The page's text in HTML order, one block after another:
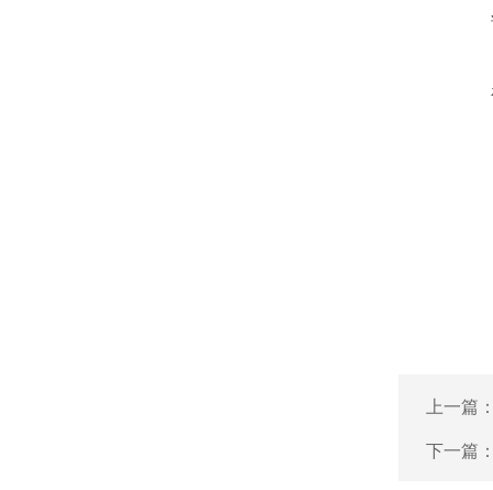
上一篇
下一篇